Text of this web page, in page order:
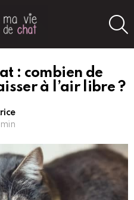
: combien de
à l’air libre ?